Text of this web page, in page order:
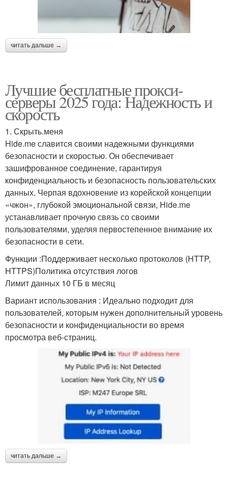
читать дальше →
Лучшие бесплатные прокси-
серверы 2025 года: Надежность и
скорость
1. Скрыть.меня
Hide.me славится своими надежными функциями
безопасности и скоростью. Он обеспечивает
зашифрованное соединение, гарантируя
конфиденциальность и безопасность пользовательских
данных. Черпая вдохновение из корейской концепции
«чжон», глубокой эмоциональной связи, Hide.me
устанавливает прочную связь со своими
пользователями, уделяя первостепенное внимание их
безопасности в сети.
Функции :Поддерживает несколько протоколов (HTTP,
HTTPS)Политика отсутствия логов
Лимит данных 10 ГБ в месяц
Вариант использования : Идеально подходит для
пользователей, которым нужен дополнительный уровень
безопасности и конфиденциальности во время
просмотра веб-страниц.
читать дальше →